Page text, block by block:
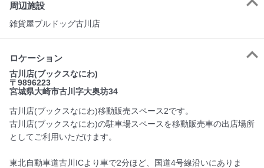
周辺施設
雑貨屋ブルドッグ古川店
ロケーション
古川店(ブックスなにわ)
〒9896223
宮城県大崎市古川字大奥坊34
古川店(ブックスなにわ)移動販売スペース2です。
古川店(ブックスなにわ)の駐車場スペースを移動販売車の出店場所
としてご利用いただけます。
東北自動車道古川ICより車で2分ほど、国道4号線沿いにありま